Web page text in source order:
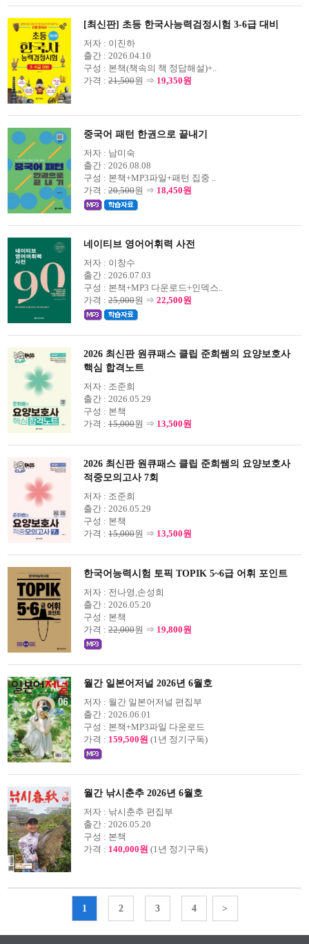
[최신판] 초등 한국사능력검정시험 3-6급 대비
저자 : 이진하
출간 : 2026.04.10
구성 : 본책(책속의 책 정답해설)+..
가격 : 21,500원 ⇒ 19,350원
중국어 패턴 한권으로 끝내기
저자 : 남미숙
출간 : 2026.08.08
구성 : 본책+MP3파일+패턴 집중 ..
가격 : 20,500원 ⇒ 18,450원
네이티브 영어어휘력 사전
저자 : 이창수
출간 : 2026.07.03
구성 : 본책+MP3 다운로드+인덱스..
가격 : 25,000원 ⇒ 22,500원
2026 최신판 원큐패스 클립 준희쌤의 요양보호사
핵심 합격노트
저자 : 조준희
출간 : 2026.05.29
구성 : 본책
가격 : 15,000원 ⇒ 13,500원
2026 최신판 원큐패스 클립 준희쌤의 요양보호사
적중모의고사 7회
저자 : 조준희
출간 : 2026.05.29
구성 : 본책
가격 : 15,000원 ⇒ 13,500원
한국어능력시험 토픽 TOPIK 5~6급 어휘 포인트
저자 : 전나영,손성희
출간 : 2026.05.20
구성 : 본책
가격 : 22,000원 ⇒ 19,800원
월간 일본어저널 2026년 6월호
저자 : 월간 일본어저널 편집부
출간 : 2026.06.01
구성 : 본책+MP3파일 다운로드
가격 : 159,500원 (1년 정기구독)
월간 낚시춘추 2026년 6월호
저자 : 낚시춘추 편집부
출간 : 2026.05.20
구성 : 본책
가격 : 140,000원 (1년 정기구독)
1 2 3 4 >